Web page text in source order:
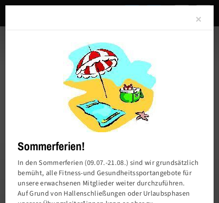
Charlottenburger Turn- und Sportverein von
×
Sommerferien!
In den Sommerferien (09.07.-21.08.) sind wir grundsätzlich
bemüht, alle Fitness-und Gesundheitssportangebote für
unsere erwachsenen Mitglieder weiter durchzuführen.
Auf Grund von Hallenschließungen oder Urlaubsphasen